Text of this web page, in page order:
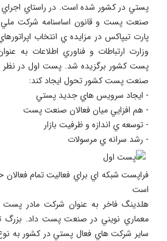
صنعت پست و قانون اساسنامه شركت
پارت تيپاكس در مزايده ي انتخاب
وزارت ارتباطات و فناوري اطلاعات به
پست كشور برگزيده شد. پست اول در نظر
- رشد سرانه ي مرسولات
فراپست شبكه اي براي فعاليت تمام
هلدينگ فاخر به عنوان شركت مادر پست
معماري نويني در صنعت پست داد. بزرگ
ساير شركت هاي فعال پستي در كشور به